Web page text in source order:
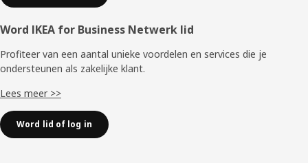
Word IKEA for Business Netwerk lid
Profiteer van een aantal unieke voordelen en services die je
ondersteunen als zakelijke klant.
Lees meer >>
Word lid of log in